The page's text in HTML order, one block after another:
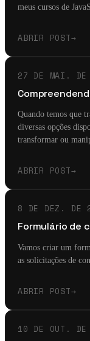
meus cursos de
ABRIR POST→
27 DE MAI. DE
Quando temos que
diversas opções
transformar ou
ABRIR POST→
8 DE DEZ. DE
Formulário de
Vamos criar um
as solicitações de
ABRIR POST→
10 DE OUT.